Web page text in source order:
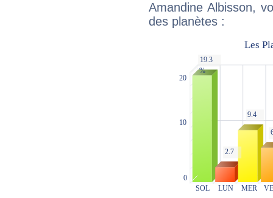
Amandine Albisson,
des planètes :